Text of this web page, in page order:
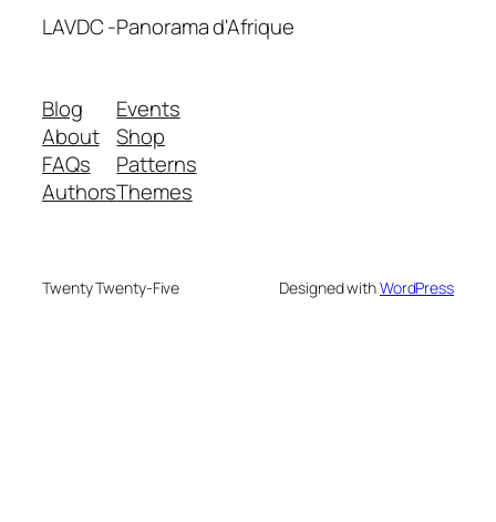
LAVDC -Panorama d'Afrique
Blog
About
FAQs
Authors
Events
Shop
Patterns
Themes
Twenty Twenty-Five Designed withWordPress